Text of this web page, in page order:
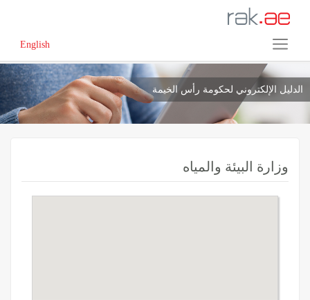
English
الدليل الإلكتروني لحكومة رأس الخيمة
وزارة البيئة والمياه